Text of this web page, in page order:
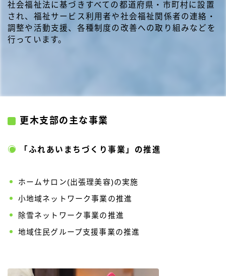
お知らせ
社会福祉法に基づきすべての都道府県・市町村に設置
され、福祉サービス利用者や社会福祉関係者の連絡・
調整や活動支援、各種制度の改善への取り組みなどを
行っています。
更木支部の主な事業
「ふれあいまちづくり事業」の推進
ホームサロン(出張理美容)の実施
小地域ネットワーク事業の推進
除雪ネットワーク事業の推進
地域住民グループ支援事業の推進